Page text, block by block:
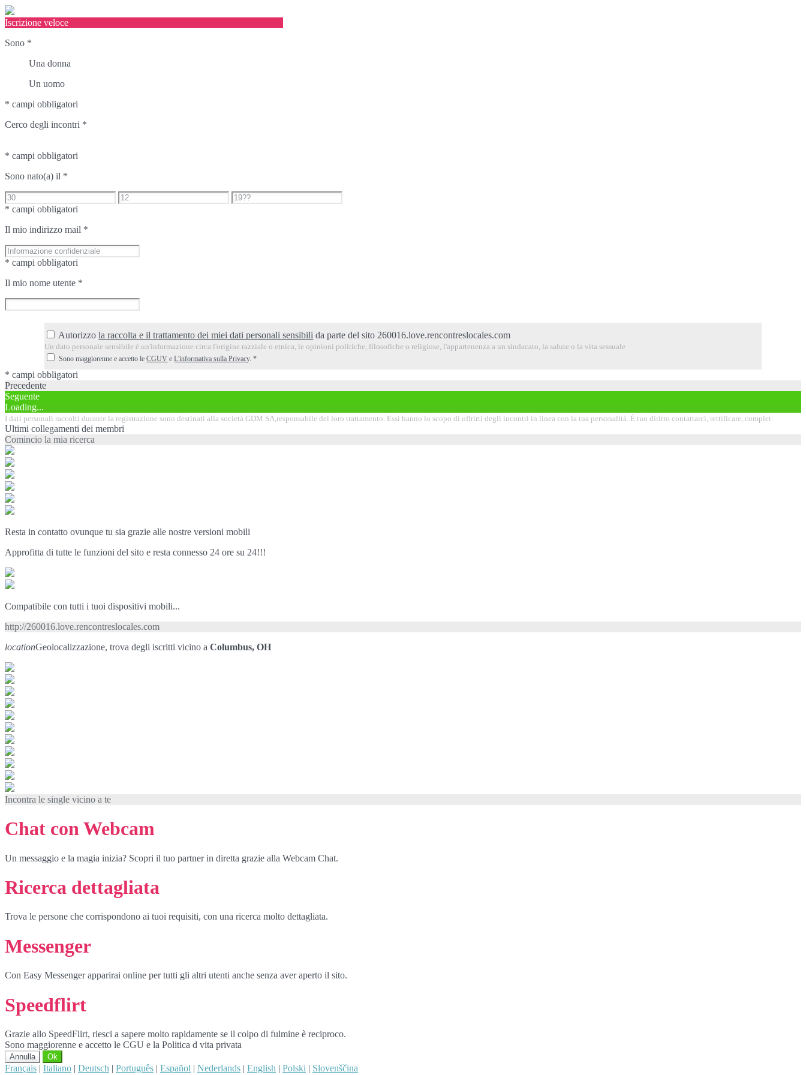
Iscrizione veloce
Sono *
Una donna
Un uomo
* campi obbligatori
Cerco degli incontri *
* campi obbligatori
Sono nato(a) il *
* campi obbligatori
Il mio indirizzo mail *
* campi obbligatori
Il mio nome utente *
Autorizzola raccolta e il trattamento dei miei dati personali sensibili da parte del sito 260016.love.rencontreslocales.com
Un dato personale sensibile è un'informazione circa l'origine razziale o etnica, le opinioni politiche, filosofiche o religiose, l'appartenenza a un sindacato, la salute o la vita sessuale
Sono maggiorenne e accetto leCGUV eL'informativa sulla Privacy.*
* campi obbligatori
Precedente
Seguente
Loading...
I dati personali raccolti durante la registrazione sono destinati alla società GDM SA,responsabile del loro trattamento. Essi hanno lo scopo di offrirti degli incontri in linea con la tua personalità. È tuo diritto contattarci, rettificare, complet
Ultimi collegamenti dei membri
Comincio la mia ricerca
Resta in contatto ovunque tu sia grazie alle nostre versioni mobili
Approfitta di tutte le funzioni del sito e resta connesso 24 ore su 24!!!
Compatibile con tutti i tuoi dispositivi mobili...
http://260016.love.rencontreslocales.com
locationGeolocalizzazione, trova degli iscritti vicino a Columbus, OH
Incontra le single vicino a te
Chat con Webcam
Un messaggio e la magia inizia? Scopri il tuo partner in diretta grazie alla Webcam Chat.
Ricerca dettagliata
Trova le persone che corrispondono ai tuoi requisiti, con una ricerca molto dettagliata.
Messenger
Con Easy Messenger apparirai online per tutti gli altri utenti anche senza aver aperto il sito.
Speedflirt
Grazie allo SpeedFlirt, riesci a sapere molto rapidamente se il colpo di fulmine è reciproco.
Sono maggiorenne e accetto le CGU e la Politica d vita privata
Annulla Ok
Français | Italiano | Deutsch | Português | Español | Nederlands | English | Polski | Slovenščina